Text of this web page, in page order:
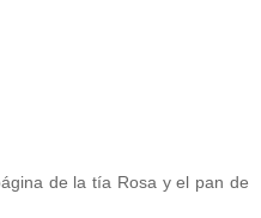
de la tía Rosa y el pan de